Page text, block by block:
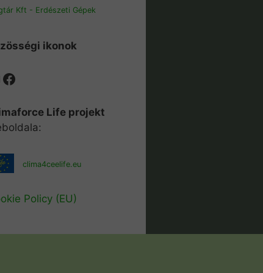
Kft - Erdészeti Gépek
ikonok
Facebook
Life projekt
clima4ceelife.eu
Policy (EU)